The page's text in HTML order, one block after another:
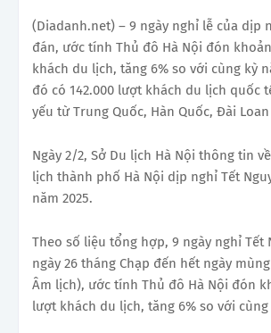
(Diadanh.net) – 9 ngày nghỉ lễ của dịp
đán, ước tính Thủ đô Hà Nội đón
khách du lịch, tăng 6% so với cùng kỳ
đó có 142.000 lượt khách du lịch quốc
yếu từ Trung Quốc, Hàn Quốc, Đài
Ngày 2/2, Sở Du lịch Hà Nội thông tin
lịch thành phố Hà Nội dịp nghỉ Tết
năm 2025.
Theo số liệu tổng hợp, 9 ngày nghỉ Tết
ngày 26 tháng Chạp đến hết ngày
Âm lịch), ước tính Thủ đô Hà Nội đón
lượt khách du lịch, tăng 6% so với